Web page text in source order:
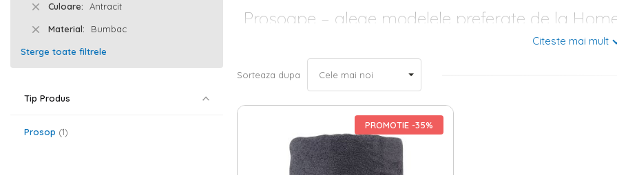
Prosoape – alege modelele preferate de la
Unul dintre cele mai placute momente din cursul zilei este acela cand te intorci
considerata a fi spatiul destinat relaxarii – acel loc in care pui pe pauza agitatia si
cu cele mai importante elemente din baia ta, trebuie sa stii ca prosoapele se afla in
Prosoape din bumbac si bambus – intre confort si necesitate
Daca si tu esti in cautarea unor prosoape calitative, care sa se potriveasca perfect in
prosoape bambusde diferite culori, modele si dimensiuni. Poti
de prosoape de baie. Iti punem la dispozitie mai multe variante, precum: set
pielea ta. Gama noastra diversificata de modele te ajuta sa le gasesti locul potrivit in
materiale calitative sunt extrem de prietenoase cu pielea, inclusiv cu cea sensibila,
indeplineasca pana si cele mai exigente standarde in materie de confort si design.
Citeste mai mult
Sorteaza dupa
PROMOTIE -35%
Culoare Antracit
Material Bumbac
Sterge toate filtrele
Tip Produs
Prosop 1